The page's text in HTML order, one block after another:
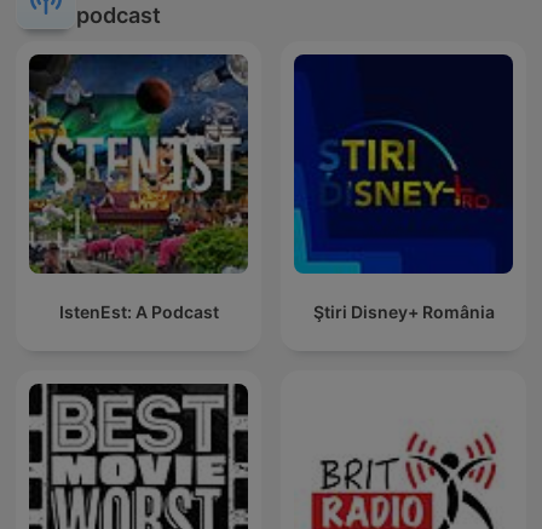
podcast
IstenEst: A Podcast Ştiri Disney+ România